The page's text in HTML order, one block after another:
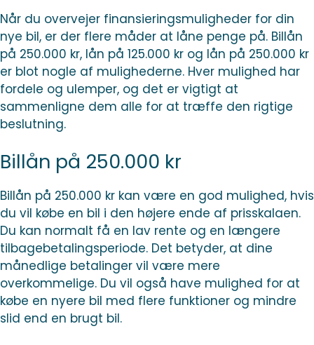
Når du overvejer finansieringsmuligheder for din
nye bil, er der flere måder at låne penge på. Billån
på 250.000 kr, lån på 125.000 kr og lån på 250.000 kr
er blot nogle af mulighederne. Hver mulighed har
fordele og ulemper, og det er vigtigt at
sammenligne dem alle for at træffe den rigtige
beslutning.
Billån på 250.000 kr
Billån på 250.000 kr kan være en god mulighed, hvis
du vil købe en bil i den højere ende af prisskalaen.
Du kan normalt få en lav rente og en længere
tilbagebetalingsperiode. Det betyder, at dine
månedlige betalinger vil være mere
overkommelige. Du vil også have mulighed for at
købe en nyere bil med flere funktioner og mindre
slid end en brugt bil.